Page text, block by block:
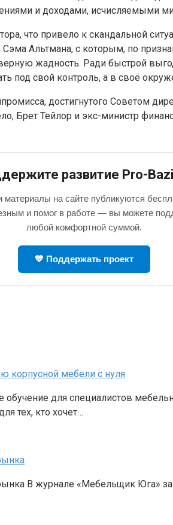
и доходами, исчисляемыми
что привело к скандальной
Альтмана, с которым, по
жадность. Ради быстрой
под свой контроль, а в своё
достигнутого Советом
Брет Тейлор и экс-министр
развитие Pro-
материалы на сайте публикуются
и помог в работе — вы можете
любой комфортной суммой.
💙 Поддержать проект
корпусной мебели с нуля
для специалистов
тех, кто хочет…
В журнале «Мебельщик Юга»